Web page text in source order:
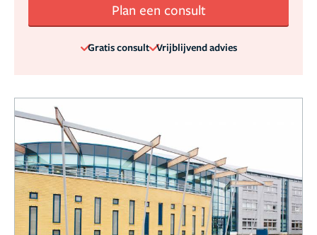
Plan een consult
Gratis consult Vrijblijvend advies